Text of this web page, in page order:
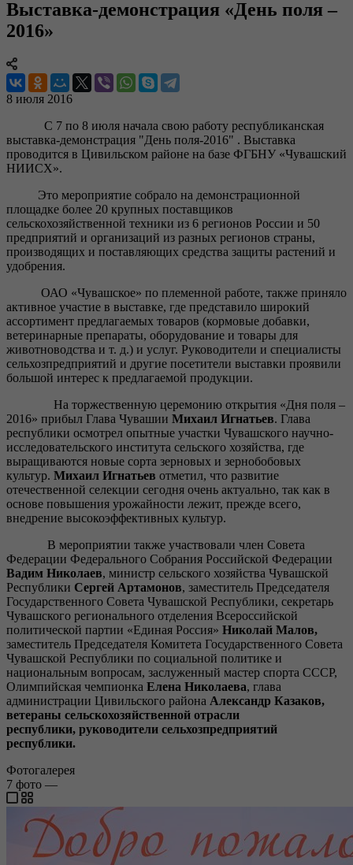
Выставка-демонстрация «День поля –
2016»
8 июля 2016
С 7 по 8 июля начала свою работу республиканская
выставка-демонстрация "День поля-2016" . Выставка
проводится в Цивильском районе на базе ФГБНУ «Чувашский
НИИСХ».
Это мероприятие собрало на демонстрационной
площадке более 20 крупных поставщиков
сельскохозяйственной техники из 6 регионов России и 50
предприятий и организаций из разных регионов страны,
производящих и поставляющих средства защиты растений и
удобрения.
ОАО «Чувашское» по племенной работе, также приняло
активное участие в выставке, где представило широкий
ассортимент предлагаемых товаров (кормовые добавки,
ветеринарные препараты, оборудование и товары для
животноводства и т. д.) и услуг. Руководители и специалисты
сельхозпредприятий и другие посетители выставки проявили
большой интерес к предлагаемой продукции.
На торжественную церемонию открытия «Дня поля –
2016» прибыл Глава Чувашии Михаил Игнатьев. Глава
республики осмотрел опытные участки Чувашского научно-
исследовательского института сельского хозяйства, где
выращиваются новые сорта зерновых и зернобобовых
культур. Михаил Игнатьев отметил, что развитие
отечественной селекции сегодня очень актуально, так как в
основе повышения урожайности лежит, прежде всего,
внедрение высокоэффективных культур.
В мероприятии также участвовали член Совета
Федерации Федерального Собрания Российской Федерации
Вадим Николаев, министр сельского хозяйства Чувашской
Республики Сергей Артамонов, заместитель Председателя
Государственного Совета Чувашской Республики, секретарь
Чувашского регионального отделения Всероссийской
политической партии «Единая Россия» Николай Малов,
заместитель Председателя Комитета Государственного Совета
Чувашской Республики по социальной политике и
национальным вопросам, заслуженный мастер спорта СССР,
Олимпийская чемпионка Елена Николаева, глава
администрации Цивильского района Александр Казаков,
ветераны сельскохозяйственной отрасли
республики, руководители сельхозпредприятий
республики.
Фотогалерея
7 фото —